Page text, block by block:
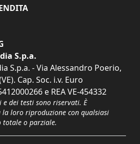
S.p.a.
S.p.a. - Via Alessandro Poerio,
Cap. Soc. i.v. Euro
e REA VE-454332
dei testi sono riservati. È
la loro riproduzione con qualsiasi
totale o parziale.